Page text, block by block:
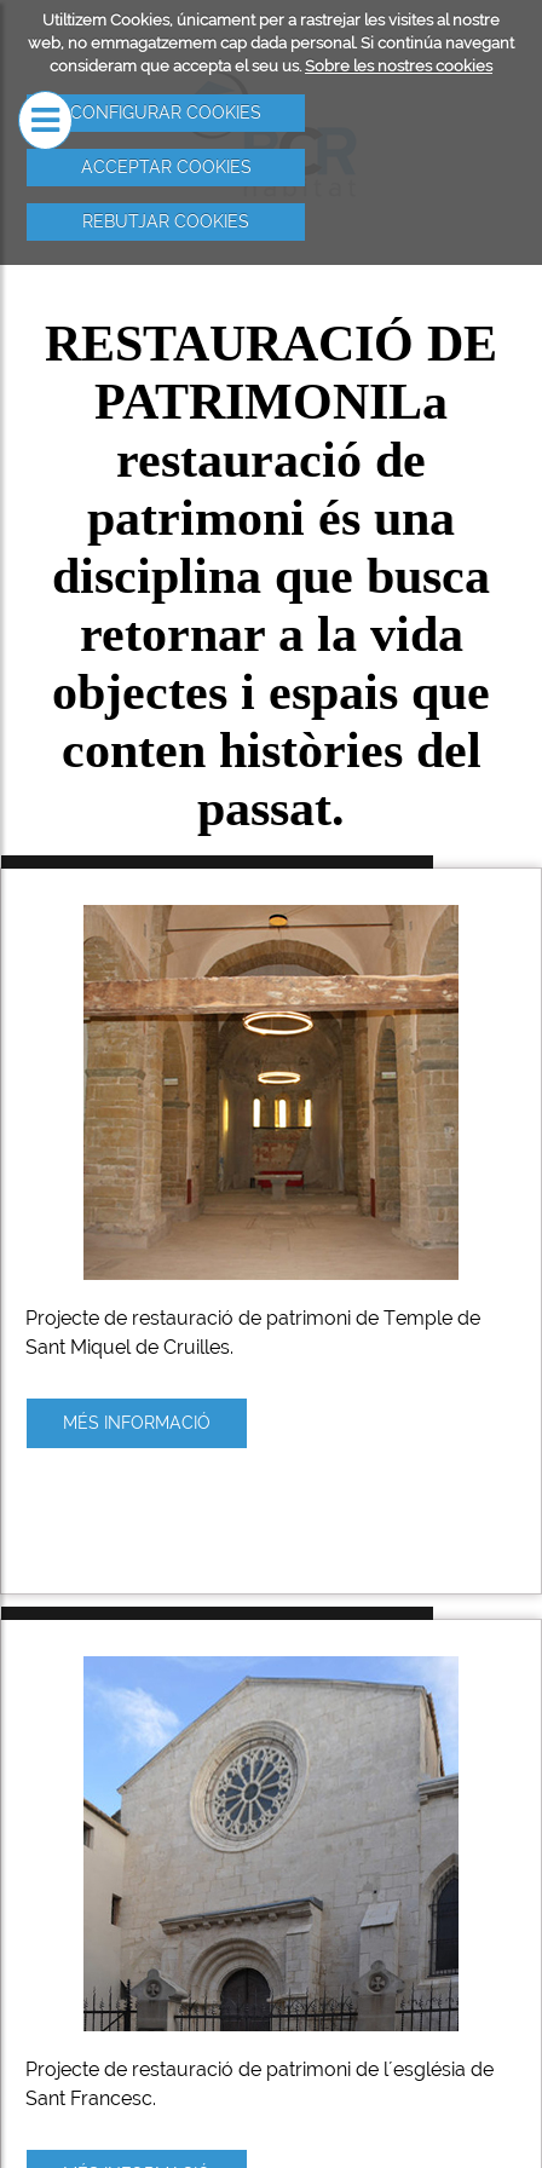
Utiltizem Cookies, únicament per a rastrejar les visites al nostre
web, no emmagatzemem cap dada personal. Si continúa navegant
consideram que accepta el seu us. Sobre les nostres cookies
CONFIGURAR COOKIES
ACCEPTAR COOKIES
REBUTJAR COOKIES
REHABILITACIÓ
DE FAÇANES
SERVEIS
DE
DE
RESTAURACIÓ DE
PATRIMONILa
restauració de
patrimoni és una
disciplina que busca
retornar a la vida
objectes i espais que
conten històries del
passat.
Projecte de restauració de patrimoni de Temple de
Sant Miquel de Cruilles.
MÉS INFORMACIÓ
Projecte de restauració de patrimoni de l´església de
Sant Francesc.